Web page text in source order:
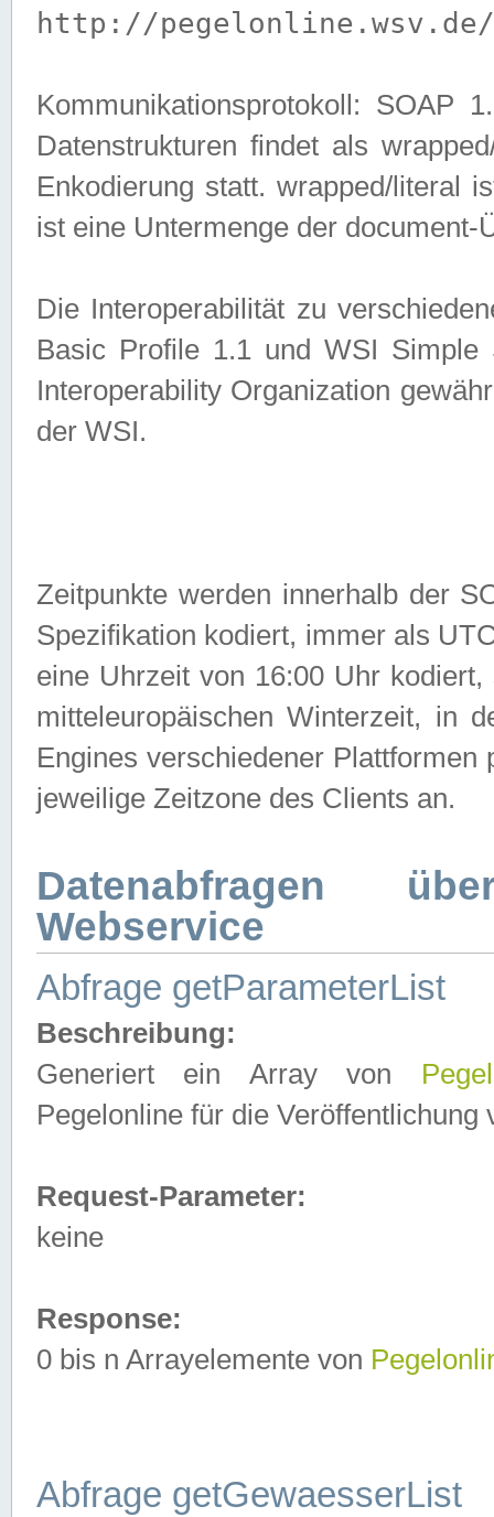
http://pegelonline.wsv.de/
Kommunikationsprotokoll: SOAP
Datenstrukturen findet als
Enkodierung statt. wrapped/literal
ist eine Untermenge der
Die Interoperabilität zu
Basic Profile 1.1 und WSI
Interoperability Organization
der WSI.
Zeitpunkte werden innerhalb der
Spezifikation kodiert, immer als
eine Uhrzeit von 16:00 Uhr
mitteleuropäischen Winterzeit, in
Engines verschiedener
jeweilige Zeitzone des Clients an.
Datenabfragen
Webservice
Abfrage getParameterList
Beschreibung:
Generiert ein Array von
Pegelonline für die Veröffentlichung
Request-Parameter:
keine
Response:
0 bis n Arrayelemente von
Abfrage getGewaesserList